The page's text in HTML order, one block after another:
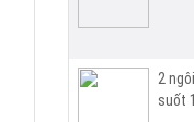
2
suốt